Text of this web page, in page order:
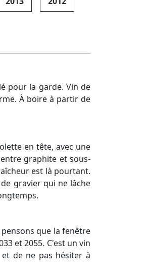
pour la garde. Vin de
À boire à partir de
en tête, avec une
graphite et sous-
est là pourtant.
gravier qui ne lâche
que la fenêtre
et 2055. C'est un vin
de ne pas hésiter à